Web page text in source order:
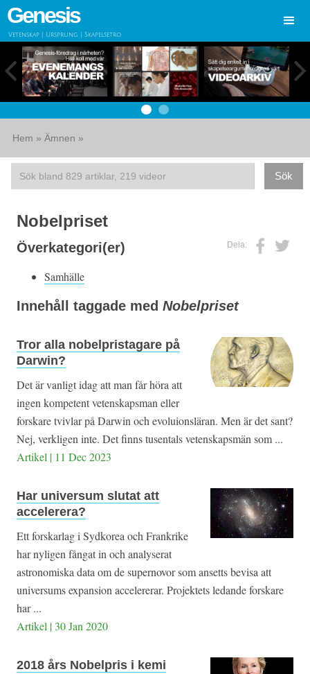
Genesis
Vetenskap | Ursprung | Skapelsetro
Hem » Ämnen »
Nobelpriset
Dela:
Överkategori(er)
Samhälle
Innehåll taggade med Nobelpriset
Tror alla nobelpristagare på
Darwin?
Det är vanligt idag att man får höra att
ingen kompetent vetenskapsman eller
forskare tvivlar på Darwin och evoluionsläran. Men är det sant?
Nej, verkligen inte. Det finns tusentals vetenskapsmän som ...
Artikel | 11 Dec 2023
Har universum slutat att
accelerera?
Ett forskarlag i Sydkorea och Frankrike
har nyligen fångat in och analyserat
astronomiska data om de supernovor som ansetts bevisa att
universums expansion accelererar. Projektets ledande forskare
har ...
Artikel | 30 Jan 2020
2018 års Nobelpris i kemi